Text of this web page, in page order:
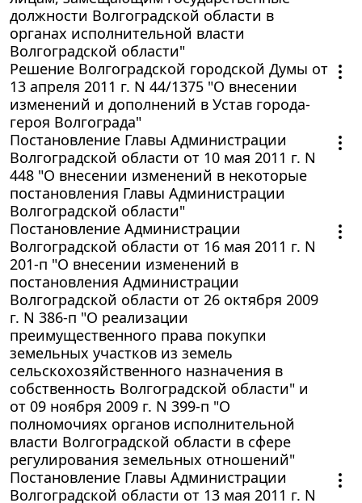
должности Волгоградской области в
органах исполнительной власти
Волгоградской области"
Решение Волгоградской городской Думы от
13 апреля 2011 г. N 44/1375 "О внесении
изменений и дополнений в Устав города-
героя Волгограда"
Постановление Главы Администрации
Волгоградской области от 10 мая 2011 г. N
448 "О внесении изменений в некоторые
постановления Главы Администрации
Волгоградской области"
Постановление Администрации
Волгоградской области от 16 мая 2011 г. N
201-п "О внесении изменений в
постановления Администрации
Волгоградской области от 26 октября 2009
г. N 386-п "О реализации
преимущественного права покупки
земельных участков из земель
сельскохозяйственного назначения в
собственность Волгоградской области" и
от 09 ноября 2009 г. N 399-п "О
полномочиях органов исполнительной
власти Волгоградской области в сфере
регулирования земельных отношений"
Постановление Главы Администрации
Волгоградской области от 13 мая 2011 г. N